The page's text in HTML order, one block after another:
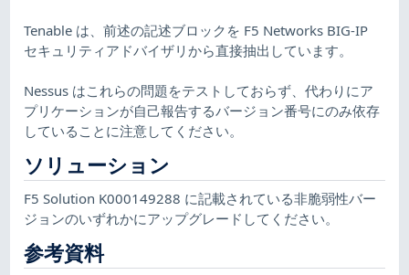
Tenable は、前述の記述ブロックを F5 Networks BIG-IP
セキュリティアドバイザリから直接抽出しています。
Nessus はこれらの問題をテストしておらず、代わりにア
プリケーションが自己報告するバージョン番号にのみ依存
していることに注意してください。
ソリューション
F5 Solution K000149288 に記載されている非脆弱性バー
ジョンのいずれかにアップグレードしてください。
参考資料